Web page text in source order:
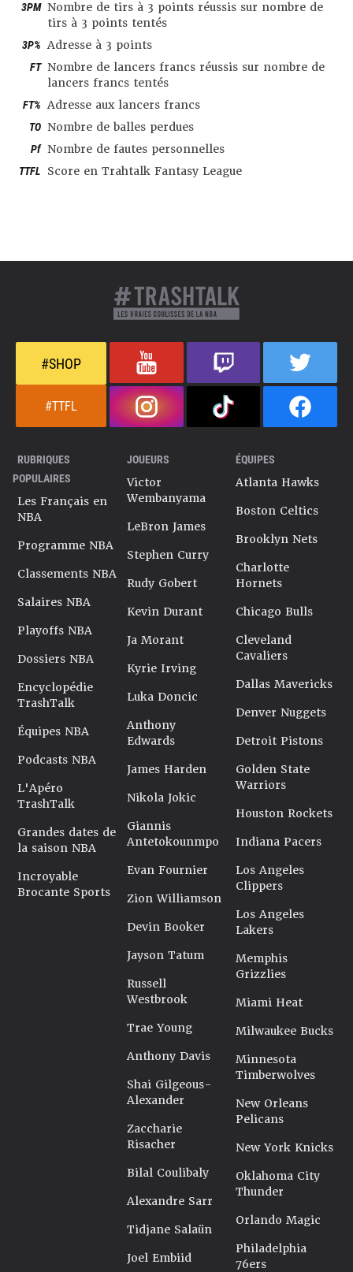
3PM Nombre de tirs à 3 points réussis sur nombre de
tirs à 3 points tentés
3P% Adresse à 3 points
FT Nombre de lancers francs réussis sur nombre de
lancers francs tentés
FT% Adresse aux lancers francs
TO Nombre de balles perdues
Pf Nombre de fautes personnelles
TTFL Score en Trahtalk Fantasy League
#SHOP
#TTFL
RUBRIQUES
POPULAIRES
Les Français en
NBA
Programme NBA
Classements NBA
Salaires NBA
Playoffs NBA
Dossiers NBA
Encyclopédie
TrashTalk
Équipes NBA
Podcasts NBA
L'Apéro
TrashTalk
Grandes dates de
la saison NBA
Incroyable
Brocante Sports
JOUEURS
Victor
Wembanyama
LeBron James
Stephen Curry
Rudy Gobert
Kevin Durant
Ja Morant
Kyrie Irving
Luka Doncic
Anthony
Edwards
James Harden
Nikola Jokic
Giannis
Antetokounmpo
Evan Fournier
Zion Williamson
Devin Booker
Jayson Tatum
Russell
Westbrook
Trae Young
Anthony Davis
Shai Gilgeous-
Alexander
Zaccharie
Risacher
Bilal Coulibaly
Alexandre Sarr
Tidjane Salaün
Joel Embiid
ÉQUIPES
Atlanta Hawks
Boston Celtics
Brooklyn Nets
Charlotte
Hornets
Chicago Bulls
Cleveland
Cavaliers
Dallas Mavericks
Denver Nuggets
Detroit Pistons
Golden State
Warriors
Houston Rockets
Indiana Pacers
Los Angeles
Clippers
Los Angeles
Lakers
Memphis
Grizzlies
Miami Heat
Milwaukee Bucks
Minnesota
Timberwolves
New Orleans
Pelicans
New York Knicks
Oklahoma City
Thunder
Orlando Magic
Philadelphia
76ers